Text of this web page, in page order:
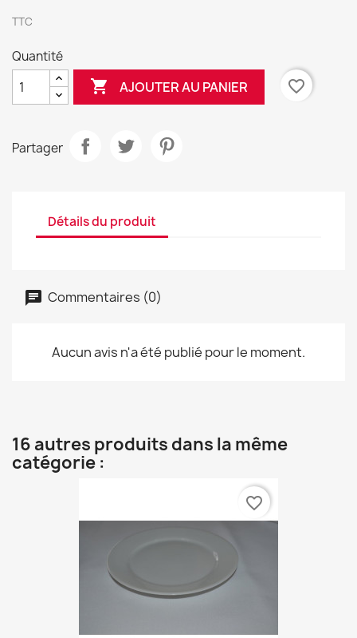
TTC
Quantité
 AJOUTER AU PANIER favorite_border
Partager
Détails du produit
Commentaires (0)
Aucun avis n'a été publié pour le moment.
16 autres produits dans la même
catégorie :
favorite_border